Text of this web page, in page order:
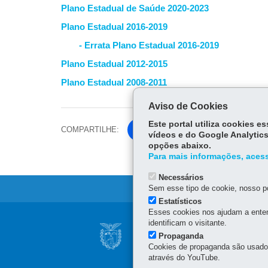
Plano Estadual de Saúde 2020-2023
Plano Estadual 2016-2019
- Errata Plano Estadual 2016-2019
Plano Estadual 2012-2015
Plano Estadual 2008-2011
COMPARTILHE:
Fa
ce
bo
ok
Tw
itt
er
Navegação
principal
Rua Piquiri 170 -
80230-140-
Aviso de Cookies
Este portal utiliza cookies
vídeos e do Google
opções abaixo.
Para mais informações,
Necessários
Sem esse tipo de cookie, nosso
Estatísticos
Esses cookies nos ajudam a
identificam o visitante.
Propaganda
Cookies de propaganda são
através do YouTube.